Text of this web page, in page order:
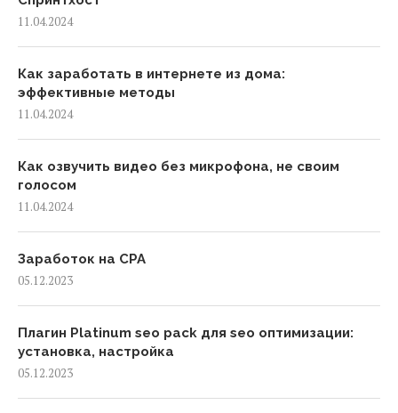
11.04.2024
Как заработать в интернете из дома:
эффективные методы
11.04.2024
Как озвучить видео без микрофона, не своим
голосом
11.04.2024
Заработок на CPA
05.12.2023
Плагин Platinum seo pack для seo оптимизации:
установка, настройка
05.12.2023